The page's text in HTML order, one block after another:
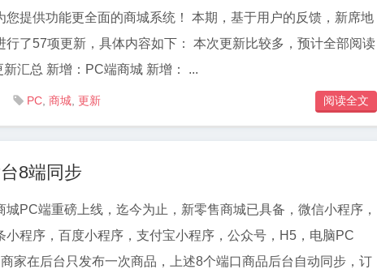
您提供功能更全面的商城系统！ 本期，基于用户的反馈，新席地
行了57项更新，具体内容如下： 本次更新比较多，预计全部阅读
完需要3分钟。 更新汇总 新增：PC端商城 新增： ...
 PC 商城 更新 阅读全文
8端同步
城PC端重磅上线，迄今为止，新零售商城已具备，微信小程序，
小程序，百度小程序，支付宝小程序，公众号，H5，电脑PC
家在后台只发布一次商品，上述8个端口商品后台自动同步，订